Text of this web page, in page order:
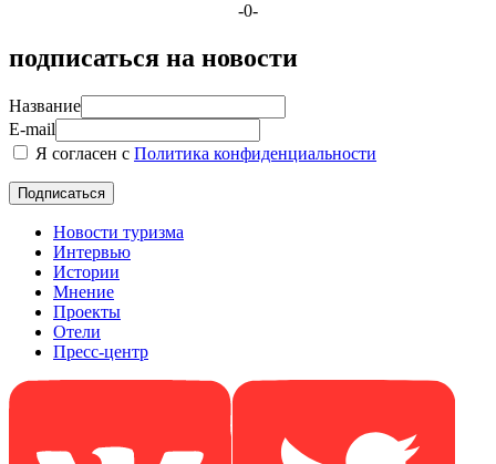
-0-
подписаться на новости
Название
E-mail
Я согласен с Политика конфиденциальности
Новости туризма
Интервью
Истории
Мнение
Проекты
Отели
Пресс-центр